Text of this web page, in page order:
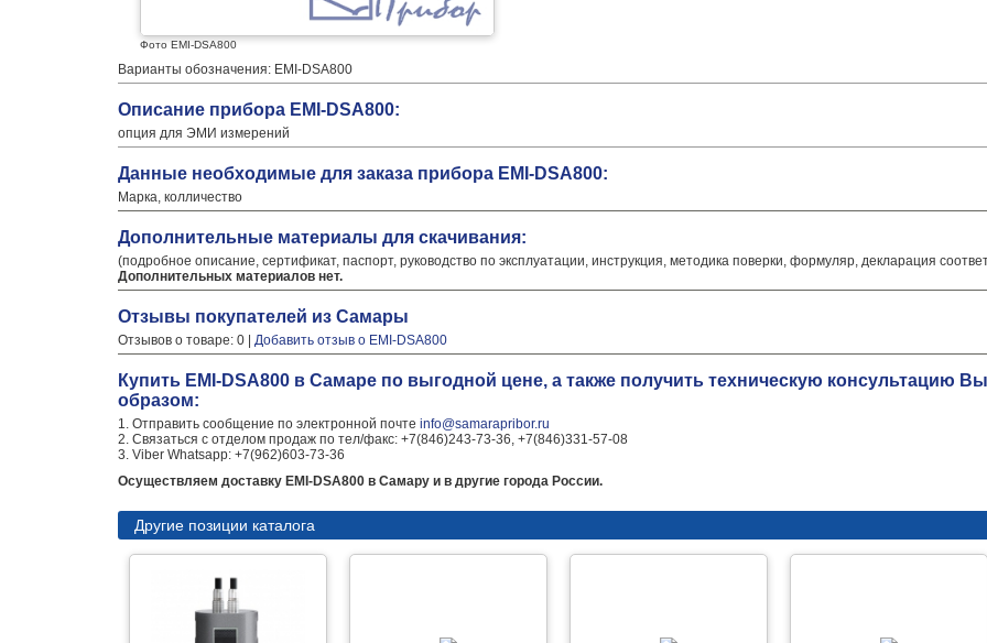
Фото EMI-DSA800
Варианты обозначения: EMI-DSA800
Описание прибора EMI-DSA800:
опция для ЭМИ измерений
Данные необходимые для заказа прибора EMI-DSA800:
Марка, колличество
Дополнительные материалы для скачивания:
(подробное описание, сертификат, паспорт, руководство по эксплуатации, инструкция, методика поверки, формуляр, декларация
Дополнительных материалов нет.
Отзывы покупателей из Самары
Отзывов о товаре: 0 | Добавить отзыв о EMI-DSA800
Купить EMI-DSA800 в Самаре по выгодной цене, а также получить техническую консультацию
образом:
1. Отправить сообщение по электронной почте info@samarapribor.ru
2. Связаться с отделом продаж по тел/факс: +7(846)243-73-36, +7(846)331-57-08
3. Viber Whatsapp: +7(962)603-73-36
Осуществляем доставку EMI-DSA800 в Самару и в другие города России.
Другие позиции каталога